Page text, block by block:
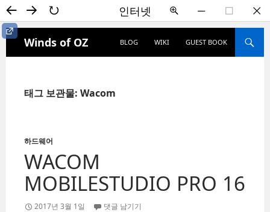
내 사이트
Winds
다운로드
인터넷
← → ↻ ✕
☐
―
+
컨텐츠로 건너뛰기
HOME
블로그
방명록
문화(29)
게임(7)
과학기술
드라마(2)
Winds of OZ
검색
BLOG
WIKI GUEST BOOK
태그 보관물: Wacom
하드웨어
WACOM
MOBILESTUDIO PRO 16
2017년 3월 1일 댓글 남기기